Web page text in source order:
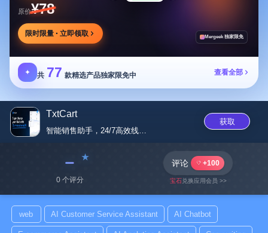
原价¥78
限时限量 · 立即领取 Mergeek 独家限免
✦ 共 77 款精选产品独家限免中 查看全部
TxtCart
智能销售助手，24/7高效线索...
获取
﹣
0 个评分
评论 +100
宝石兑换应用会员 >>
web AI Customer Service Assistant AI Chatbot